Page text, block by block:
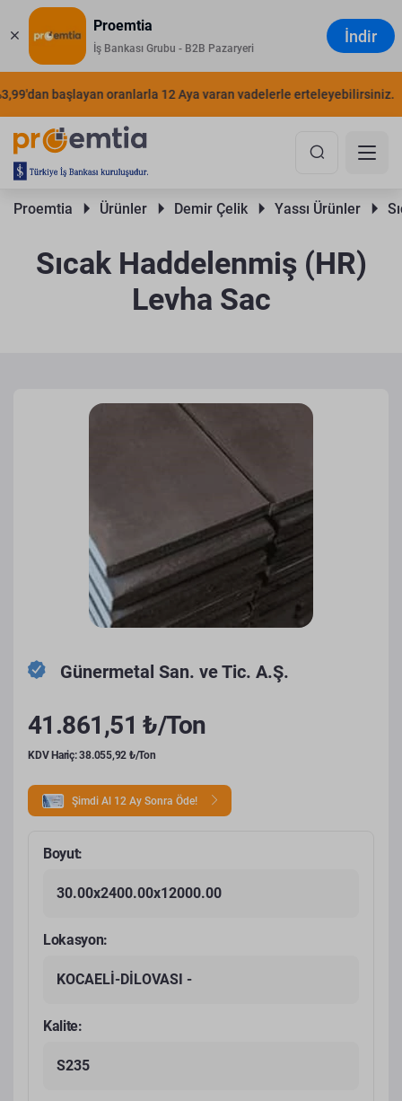
Proemtia
İş Bankası Grubu - B2B Pazaryeri
İndir
başlayan oranlarla 12 Aya varan vadelerle erteleyebilirsiniz.
Proemtia Ürünler Demir Çelik Yassı Ürünler
Sıcak Haddelenmiş (HR)
Levha Sac
Günermetal San. ve Tic. A.Ş.
41.861,51 ₺/Ton
KDV Hariç: 38.055,92 ₺/Ton
Şimdi Al 12 Ay Sonra Öde!
Boyut:
30.00x2400.00x12000.00
Lokasyon:
KOCAELİ-DİLOVASI -
Kalite:
S235